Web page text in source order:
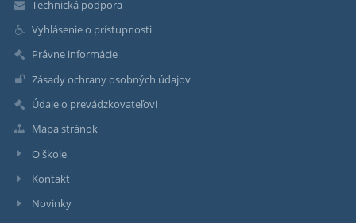
Technická podpora
Vyhlásenie o prístupnosti
Právne informácie
Zásady ochrany osobných údajov
Údaje o prevádzkovateľovi
Mapa stránok
O škole
Kontakt
Novinky